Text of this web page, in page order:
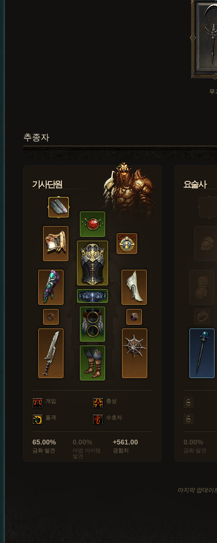
무
추종자
기사단원
개입 충성
돌격 수호자
65.00%
금화 발견
0.00%
마법 아이템
발견
+561.00
경험치
요술사
0.00%
금화 발견
마지막 업데이